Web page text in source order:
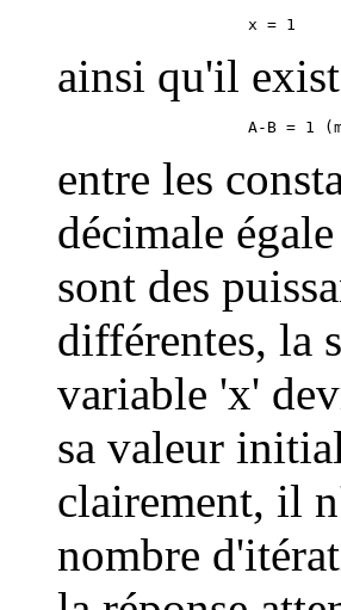
ainsi qu'il
entre les
décimale
sont des
différentes, la
variable 'x'
sa valeur
clairement, il
nombre